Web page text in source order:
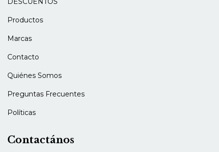
Productos
Marcas
Contacto
Quiénes Somos
Preguntas Frecuentes
Políticas
Contactános